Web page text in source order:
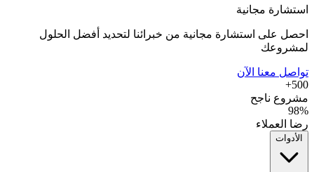
استشارة مجانية
احصل على استشارة مجانية من خبرائنا لتحديد أفضل الحلول
لمشروعك
تواصل معنا الآن
500+
مشروع ناجح
98%
رضا العملاء
الأدوات